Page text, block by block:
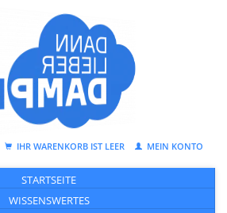
IHR WARENKORB IST LEER MEIN KONTO
STARTSEITE
WISSENSWERTES